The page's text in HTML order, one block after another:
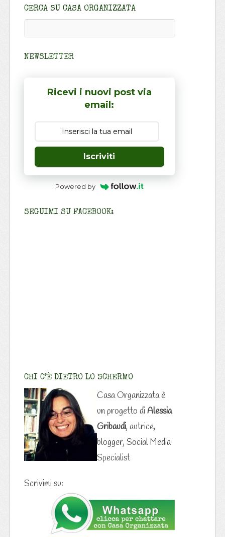
CERCA SU CASA ORGANIZZATA
NEWSLETTER
Ricevi i nuovi post via
email:
Iscriviti
Powered by
SEGUIMI SU FACEBOOK:
CHI C’È DIETRO LO SCHERMO
Casa Organizzata è
un progetto di Alessia
Gribaudi, autrice,
blogger, Social Media
Specialist
Scrivimi su: